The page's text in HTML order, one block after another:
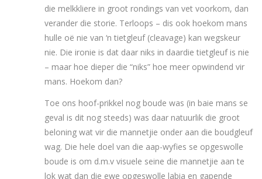
die melkkliere in groot rondings van vet voorkom, dan
verander die storie. Terloops – dis ook hoekom mans
hulle oë nie van ‘n tietgleuf (cleavage) kan wegskeur
nie. Die ironie is dat daar niks in daardie tietgleuf is nie
– maar hoe dieper die “niks” hoe meer opwindend vir
mans. Hoekom dan?
Toe ons hoof-prikkel nog boude was (in baie mans se
geval is dit nog steeds) was daar natuurlik die groot
beloning wat vir die mannetjie onder aan die boudgleuf
wag. Die hele doel van die aap-wyfies se opgeswolle
boude is om d.m.v visuele seine die mannetjie aan te
lok wat dan die ewe opgeswolle labia en gapende